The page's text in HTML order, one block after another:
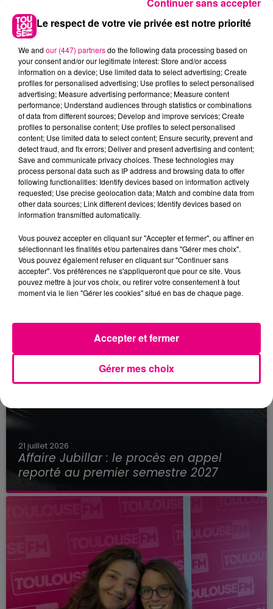
22 juillet 2026
Toulouse : circulation perturbée dans le
secteur François Verdier...
21 juillet 2026
Affaire Jubillar : le procès en appel
reporté au premier semestre 2027
Le respect de votre vie privée est notre priorité
We and our (447) partnersdo the following data processing based on
your consent and/or our legitimate interest: Store and/or access
information on a device; Use limited data to select advertising; Create
profiles for personalised advertising; Use profiles to select personalised
advertising; Measure advertising performance; Measure content
performance; Understand audiences through statistics or combinations
of data from different sources; Develop and improve services; Create
profiles to personalise content; Use profiles to select personalised
content; Use limited data to select content; Ensure security, prevent and
detect fraud, and fix errors; Deliver and present advertising and content;
Save and communicate privacy choices. These technologies may
process personal data such as IP address and browsing data to offer
following functionalities: Identify devices based on information actively
requested; Use precise geolocation data; Match and combine data from
other data sources; Link different devices; Identify devices based on
information transmitted automatically.
Vous pouvez accepter en cliquant sur "Accepter et fermer", ou affiner en
sélectionnant les finalités et/ou partenaires dans "Gérer mes choix".
Vous pouvez également refuser en cliquant sur "Continuer sans
accepter". Vos préférences ne s'appliqueront que pour ce site. Vous
pouvez mettre à jour vos choix, ou retirer votre consentement à tout
moment via le lien "Gérer les cookies" situé en bas de chaque page.
Gérer mes choix
Accepter et fermer